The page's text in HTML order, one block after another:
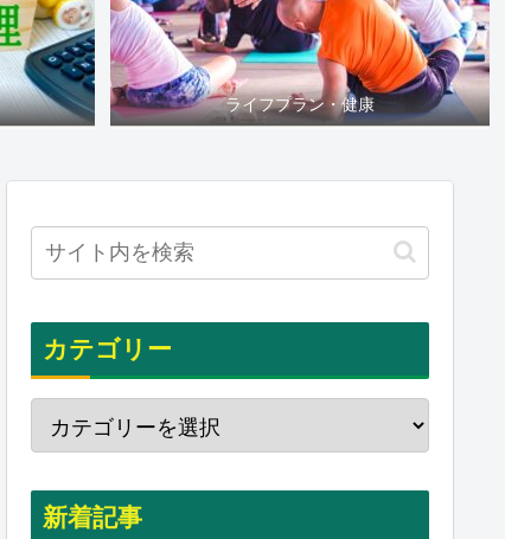
ライフプラン・健康
カテゴリー
新着記事